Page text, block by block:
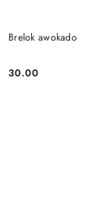
Brelok awokado
Cena:
30.00